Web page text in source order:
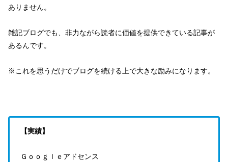
ありません。
雑記ブログでも、非力ながら読者に価値を提供できている記事が
あるんです。
※これを思うだけでブログを続ける上で大きな励みになります。
【実績】
Ｇｏｏｇｌｅアドセンス